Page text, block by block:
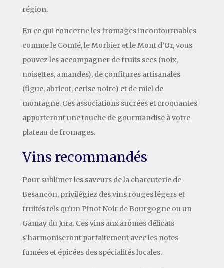
région.
En ce qui concerne les fromages incontournables
comme le Comté, le Morbier et le Mont d’Or, vous
pouvez les accompagner de fruits secs (noix,
noisettes, amandes), de confitures artisanales
(figue, abricot, cerise noire) et de miel de
montagne. Ces associations sucrées et croquantes
apporteront une touche de gourmandise à votre
plateau de fromages.
Vins recommandés
Pour sublimer les saveurs de la charcuterie de
Besançon, privilégiez des vins rouges légers et
fruités tels qu’un Pinot Noir de Bourgogne ou un
Gamay du Jura. Ces vins aux arômes délicats
s’harmoniseront parfaitement avec les notes
fumées et épicées des spécialités locales.